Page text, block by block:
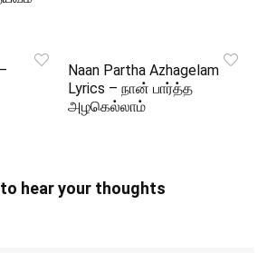
Naan Partha Azhagelam
Lyrics – நான் பார்த்த
அழகெல்லாம்
to hear your thoughts